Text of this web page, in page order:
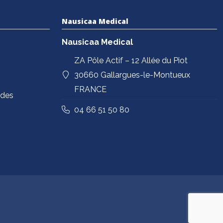
Nausicaa Medical
Nausicaa Medical
ZA Pôle Actif – 12 Allée du Piot
30660 Gallargues-le-Montueux
FRANCE
04 66 51 50 80